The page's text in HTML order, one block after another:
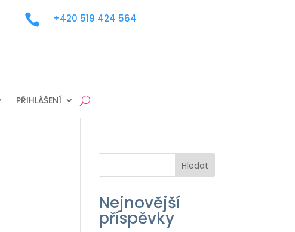
 +420 519 424 564
PŘIHLÁŠENÍ
Hledat
Nejnovější
příspěvky